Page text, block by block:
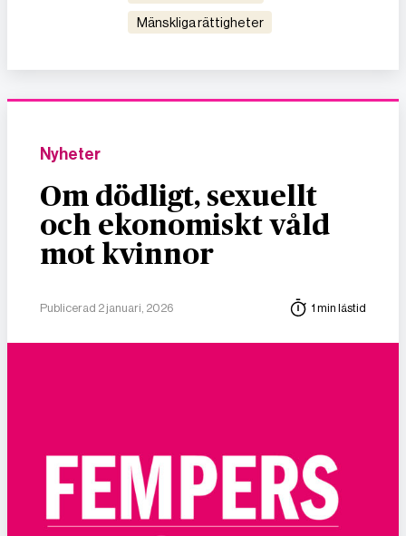
mänskliga rättigheter
Nyheter
Om dödligt, sexuellt
och ekonomiskt våld
mot kvinnor
Publicerad 2 januari, 2026 1 min lästid